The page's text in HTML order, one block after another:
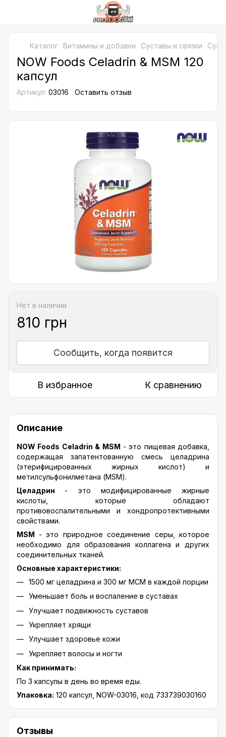
Каталог Витамины и добавки Суставы и связки
NOW Foods Celadrin & MSM 120
капсул
Артикул: 03016 Оставить отзыв
Нет в наличии
810 грн
Сообщить, когда появится
В избранное К сравнению
Описание
NOW Foods Celadrin & MSM - это пищевая добавка,
содержащая запатентованную смесь целадрина
(этерифицированных жирных кислот) и
метилсульфонилметана (MSM).
Целадрин - это модифицированные жирные
кислоты, которые обладают
противовоспалительными и хондропротективными
свойствами.
MSM - это природное соединение серы, которое
необходимо для образования коллагена и других
соединительных тканей.
Основные характеристики:
1500 мг целадрина и 300 мг МСМ в каждой порции
Уменьшает боль и воспаление в суставах
Улучшает подвижность суставов
Укрепляет хрящи
Улучшает здоровье кожи
Укрепляет волосы и ногти
Как принимать:
По 3 капсулы в день во время еды.
Упаковка: 120 капсул, NOW-03016, код 733739030160
Отзывы